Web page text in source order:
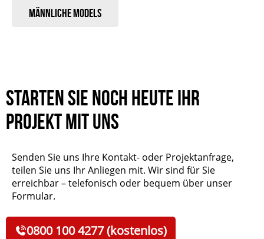
Männliche Models
Starten Sie noch heute Ihr
Projekt mit uns
Senden Sie uns Ihre Kontakt- oder Projektanfrage,
teilen Sie uns Ihr Anliegen mit. Wir sind für Sie
erreichbar – telefonisch oder bequem über unser
Formular.
0800 100 4277 (kostenlos)